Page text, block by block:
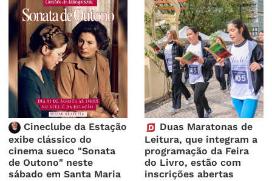
Cineclube da Estação
exibe clássico do
cinema sueco "Sonata
de Outono" neste
sábado em Santa Maria
Duas Maratonas de
Leitura, que integram a
programação da Feira
do Livro, estão com
inscrições abertas